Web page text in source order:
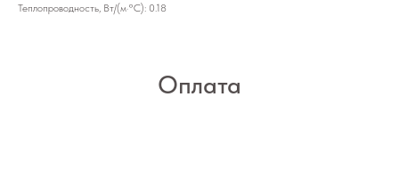
Теплопроводность, Вт/(м·°C): 0.18
Оплата